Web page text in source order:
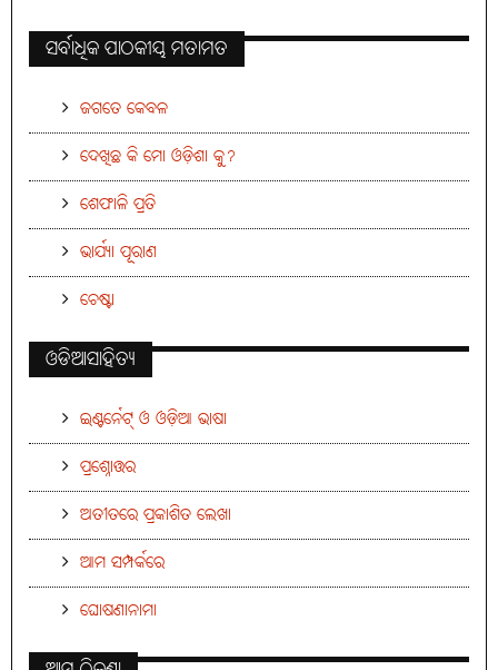
ସର୍ବାଧିକ ପାଠକୀୟ ମତାମତ
ଜଗତେ କେବଳ
ଦେଖିଛ କି ମୋ ଓଡ଼ିଶା କୁ?
ଶେଫାଳି ପ୍ରତି
ଭାର୍ଯ୍ୟା ପୂରାଣ
ଚେଷ୍ଟା
ଓଡିଆସାହିତ୍ୟ
ଇଣ୍ଟର୍ନେଟ୍ ଓ ଓଡ଼ିଆ ଭାଷା
ପ୍ରଶ୍ନୋତ୍ତର
ଅତୀତରେ ପ୍ରକାଶିତ ଲେଖା
ଆମ ସମ୍ପର୍କରେ
ଘୋଷଣାନାମା